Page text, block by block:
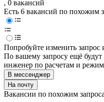
, 0 вакансий
Есть 6 вакансий по похожим
Попробуйте изменить
По вашему запросу ещё
инженер по расчетам и
В мессенджер
На почту
Вакансии по похожим